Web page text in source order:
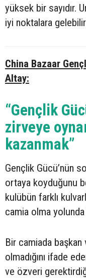
yüksek bir sayıdır.
iyi noktalara
China Bazaar
Altay:
“Gençlik
zirveye
kazanmak”
Gençlik Gücü’nün
ortaya koyduğunu
kulübün farklı
camia olma
Bir camiada
olmadığını ifade
ve özveri